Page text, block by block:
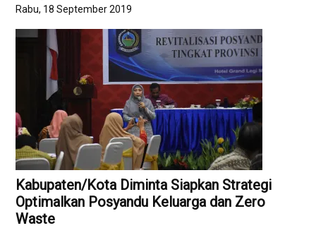
Rabu, 18 September 2019
Kabupaten/Kota Diminta Siapkan Strategi
Optimalkan Posyandu Keluarga dan Zero
Waste